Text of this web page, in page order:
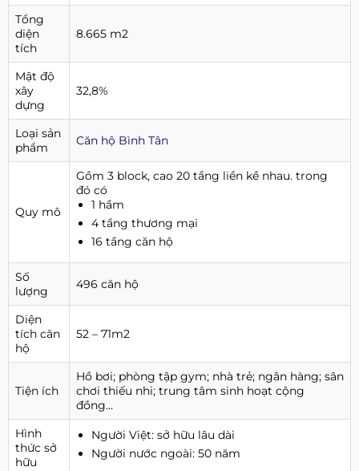
Tổng
diện
tích
8.665 m2
Mật độ
xây
dựng
32,8%
Loại sản
phẩm
Căn hộ Bình Tân
Quy mô
Gồm 3 block, cao 20 tầng liền kề nhau. trong
đó có
1 hầm
4 tầng thương mại
16 tầng căn hộ
Số
lượng
496 căn hộ
Diện
tích căn
hộ
52 – 71m2
Tiện ích
Hồ bơi; phòng tập gym; nhà trẻ; ngân hàng; sân
chơi thiếu nhi; trung tâm sinh hoạt cộng
đồng…
Hình
thức sở
hữu
Người Việt: sở hữu lâu dài
Người nước ngoài: 50 năm